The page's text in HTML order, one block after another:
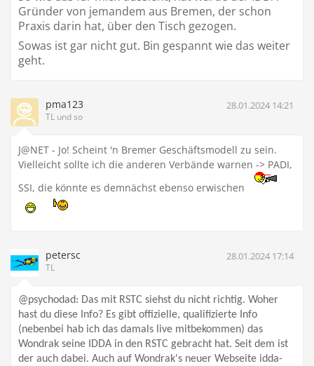
Gründer von jemandem aus Bremen, der schon
Praxis darin hat, über den Tisch gezogen.
Sowas ist gar nicht gut. Bin gespannt wie das weiter
geht.
pma123
TL und so
28.01.2024 14:21
J@NET - Jo! Scheint 'n Bremer Geschäftsmodell zu sein.
Vielleicht sollte ich die anderen Verbände warnen -> PADI,
SSI, die könnte es demnächst ebenso erwischen
petersc
TL
28.01.2024 17:14
@psychodad: Das mit RSTC siehst du nicht richtig. Woher
hast du diese Info? Es gibt offizielle, qualifizierte Info
(nebenbei hab ich das damals live mitbekommen) das
Wondrak seine IDDA in den RSTC gebracht hat. Seit dem ist
der auch dabei. Auch auf Wondrak's neuer Webseite idda-